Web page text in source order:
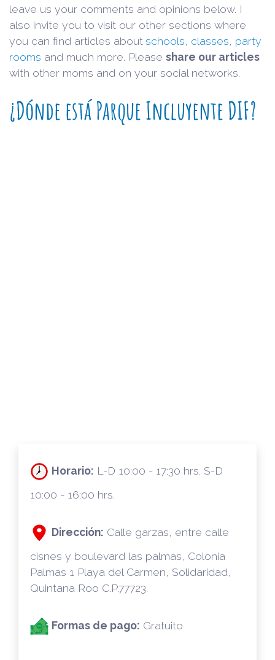
leave us your comments and opinions below. I
also invite you to visit our other sections where
you can find articles about schools classes party
rooms and much more. Please share our articles
with other moms and on your social networks.
¿Dónde está Parque Incluyente DIF?
Horario: L-D 10:00 - 17:30 hrs. S-D
10:00 - 16:00 hrs.
Dirección: Calle garzas, entre calle
cisnes y boulevard las palmas, Colonia
Palmas 1 Playa del Carmen, Solidaridad,
Quintana Roo C.P.77723.
Formas de pago: Gratuito